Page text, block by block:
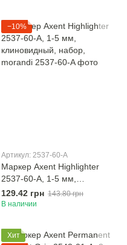
−10%
Артикул: 2537-60-A
Маркер Axent Highlighter
2537-60-A, 1-5 мм,
клиновидный, набор,
morandi
129.42 грн 143.80 грн
В наличии
Хит